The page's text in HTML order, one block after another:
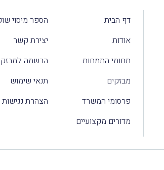
דף הבית
אודות
תחומי התמחות
מבזקים
פרסומי המשרד
מדורים מקצועיים
הספר מיסוי
יצירת קשר
הרשמה
תנאי שימוש
הצהרת נגישות